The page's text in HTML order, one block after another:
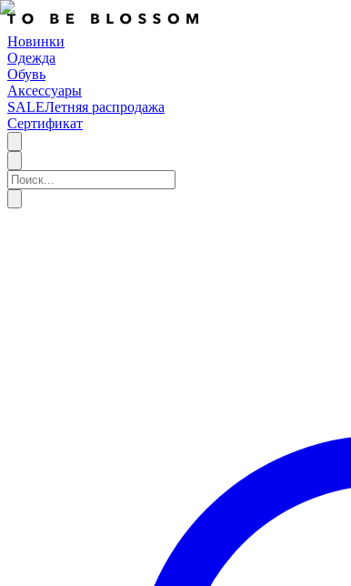
Новинки
Одежда
Обувь
Аксессуары
SALEЛетняя распродажа
Сертификат